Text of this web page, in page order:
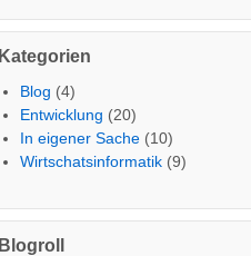
Kategorien
Blog (4)
Entwicklung (20)
In eigener Sache (10)
Wirtschatsinformatik (9)
Blogroll